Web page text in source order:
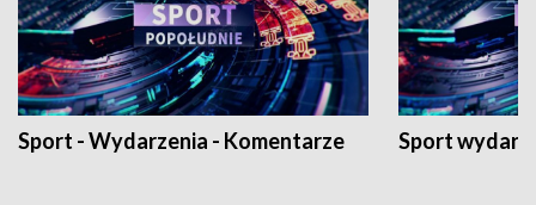
Sport - Wydarzenia - Komentarze Sport